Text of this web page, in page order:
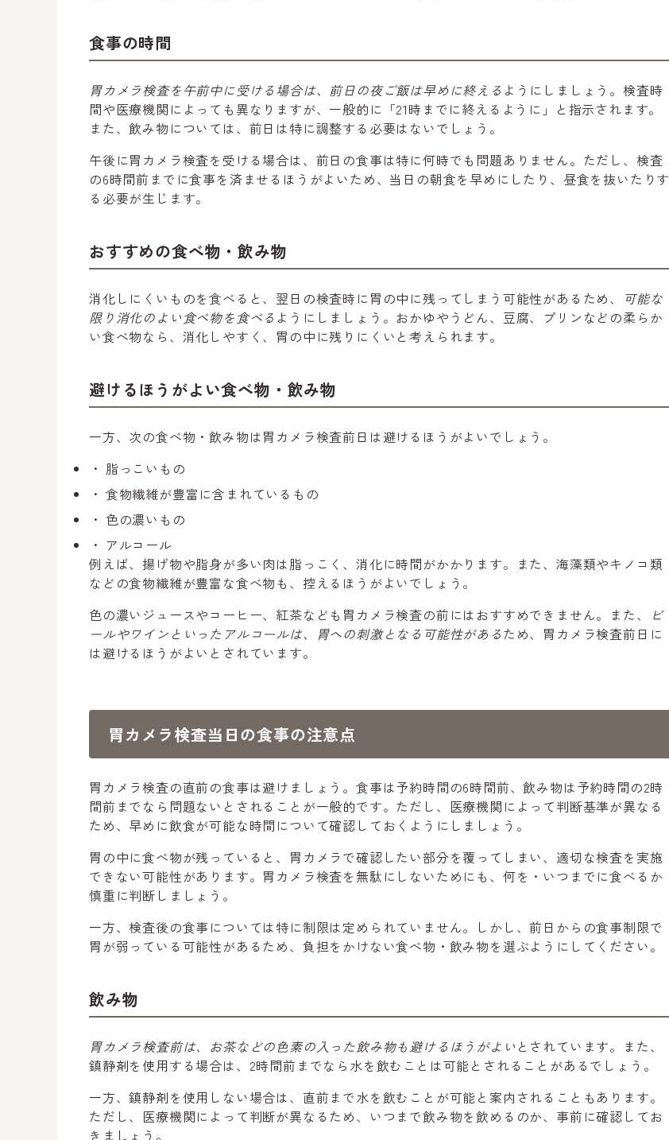
食事の時間
胃カメラ検査を午前中に受ける場合は、前日の夜ご飯は早めに終える ようにしましょう。検査時
間や医療機関によっても異なりますが、一般的に「21時までに終えるように」と指示されます。
また、飲み物については、前日は特に調整する必要はないでしょう。
午後に胃カメラ検査を受ける場合は、前日の食事は特に何時でも問題ありません。ただし、検査
の6時間前までに食事を済ませるほうがよいため、当日の朝食を早めにしたり、昼食を抜いたりす
る必要が生じます。
おすすめの食べ物・飲み物
消化しにくいものを食べると、翌日の検査時に胃の中に残ってしまう可能性があるため、
可能な
限り消化のよい食べ物を食べる ようにしましょう。おかゆやうどん、豆腐、プリンなどの柔らか
い食べ物なら、消化しやすく、胃の中に残りにくいと考えられます。
避けるほうがよい食べ物・飲み物
一方、次の食べ物・飲み物は胃カメラ検査前日は避けるほうがよいでしょう。
脂っこいもの
食物繊維が豊富に含まれているもの
色の濃いもの
アルコール
例えば、揚げ物や脂身が多い肉は脂っこく、消化に時間がかかります。また、海藻類やキノコ類
などの食物繊維が豊富な食べ物も、控えるほうがよいでしょう。
色の濃いジュースやコーヒー、紅茶なども胃カメラ検査の前にはおすすめできません。また、
ビ
ールやワインといったアルコールは、胃への刺激となる可能性があるため、胃カメラ検査前日に
は避けるほうがよいとされています。
胃カメラ検査当日の食事の注意点
胃カメラ検査の直前の食事は避けましょう。食事は予約時間の6時間前、飲み物は予約時間の2時
間前までなら問題ないとされることが一般的です。ただし、医療機関によって判断基準が異なる
ため、早めに飲食が可能な時間について確認しておくようにしましょう。
胃の中に食べ物が残っていると、胃カメラで確認したい部分を覆ってしまい、適切な検査を実施
できない可能性があります。胃カメラ検査を無駄にしないためにも、何を・いつまでに食べるか
慎重に判断しましょう。
一方、検査後の食事については特に制限は定められていません。しかし、前日からの食事制限で
胃が弱っている可能性があるため、負担をかけない食べ物・飲み物を選ぶようにしてください。
飲み物
胃カメラ検査前は、お茶などの色素の入った飲み物も避けるほうがよいとされています。また、
鎮静剤を使用する場合は、2時間前までなら水を飲むことは可能とされることがあるでしょう。
一方、鎮静剤を使用しない場合は、直前まで水を飲むことが可能と案内されることもあります。
ただし、医療機関によって判断が異なるため、いつまで飲み物を飲めるのか、事前に確認してお
きましょう。